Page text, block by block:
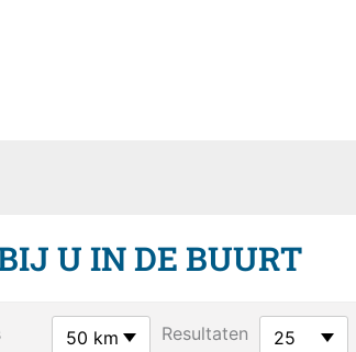
U IN DE BUURT
50 km Resultaten 25